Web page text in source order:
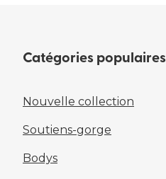
Catégories populaires
Nouvelle collection
Soutiens-gorge
Bodys